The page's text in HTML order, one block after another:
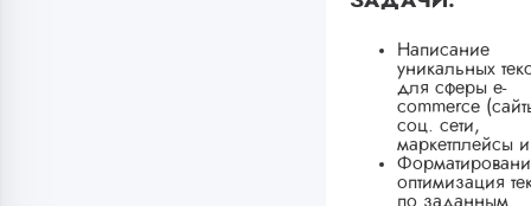
Написание
уникальных
для сферы e-
commerce
соц. сети,
маркетплейсы
оптимизация
по заданным